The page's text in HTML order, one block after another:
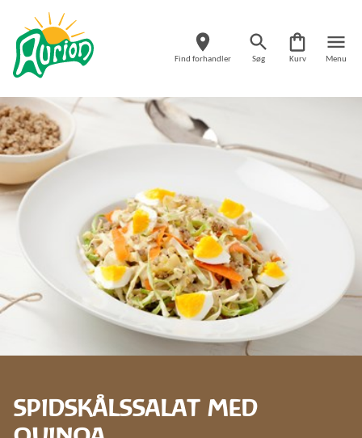
Find forhandler Søg Kurv Menu
SPIDSKÅLSSALAT MED